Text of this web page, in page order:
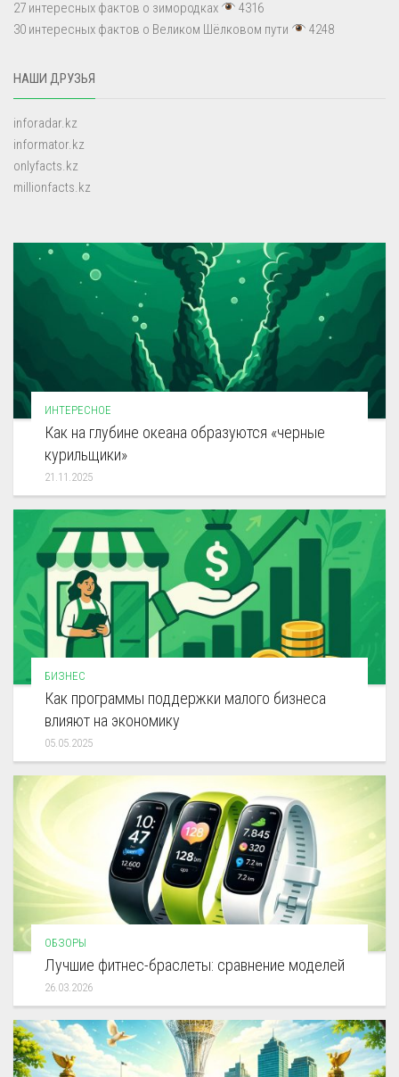
27 интересных фактов о зимородках
4316
30 интересных фактов о Великом Шёлковом пути
4248
НАШИ ДРУЗЬЯ
inforadar.kz
informator.kz
onlyfacts.kz
millionfacts.kz
ИНТЕРЕСНОЕ
Как на глубине океана образуются «черные
курильщики»
21.11.2025
БИЗНЕС
Как программы поддержки малого бизнеса
влияют на экономику
05.05.2025
ОБЗОРЫ
Лучшие фитнес-браслеты: сравнение моделей
26.03.2026